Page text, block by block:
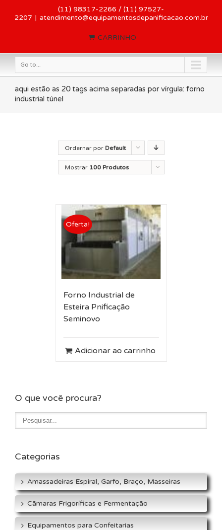
(11) 98317-2266 / (11) 97527-
2207 | atendimento@equipamentosdepanificacao.com.br
CARRINHO
Go to...
aqui estão as 20 tags acima separadas por vírgula: forno
industrial túnel
Ordernar por Default
Order
Mostrar 100 Produtos
Oferta!
Forno Industrial de
Esteira Pnificação
Seminovo
Adicionar ao carrinho
O que você procura?
Categorias
Amassadeiras Espiral, Garfo, Braço, Masseiras
Cãmaras Frigoríficas e Fermentação
Equipamentos para Confeitarias